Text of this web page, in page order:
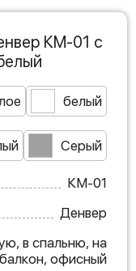
КМ-01 с
белый
Серый
КМ-01
Денвер
в спальню, на
балкон, офисный